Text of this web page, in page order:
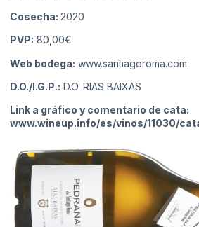
Cosecha: 2020
PVP: 80,00€
Web bodega: www.santiagoroma.com
D.O./I.G.P.: D.O. RIAS BAIXAS
Link a gráfico y comentario de cata:
www.wineup.info/es/vinos/11030/